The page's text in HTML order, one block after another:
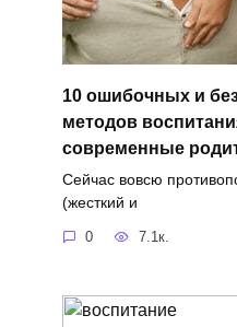
10 ошибочных и
методов
современные
Сейчас вовсю
(жесткий и
0 7.1к.